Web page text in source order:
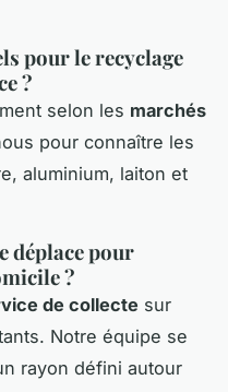
pour le recyclage
?
selon les marchés
pour connaître les
aluminium, laiton et
déplace pour
?
de collecte sur
Notre équipe se
rayon défini autour